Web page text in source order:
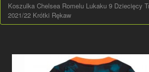
Koszulka Chelsea Romelu Lukaku 9 Dziecięcy
2021/22 Krótki Rękaw